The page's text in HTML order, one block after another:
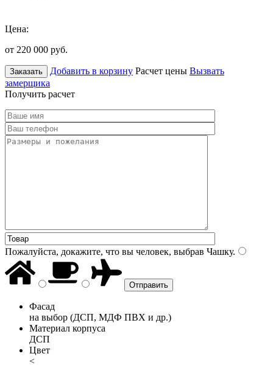
Цена:
от 220 000 руб.
Заказать Добавить в корзину Расчет цены Вызвать
замерщика
Получить расчет
Пожалуйста, докажите, что вы человек, выбрав Чашку.
Фасад
на выбор (ДСП, МДФ ПВХ и др.)
Материал корпуса
ДСП
Цвет
<